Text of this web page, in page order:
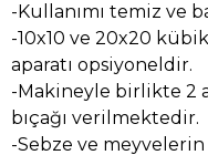
-Kullanımı temiz ve
-10x10 ve 20x20
aparatı opsiyoneldir.
-Makineyle birlikte 2
bıçağı verilmektedir.
-Sebze ve